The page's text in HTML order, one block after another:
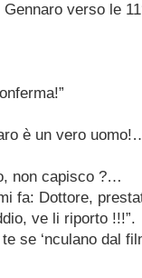
verso le
è un vero
non capisco ?…
fa: Dottore,
ve li riporto !!!”.
se ‘nculano dal